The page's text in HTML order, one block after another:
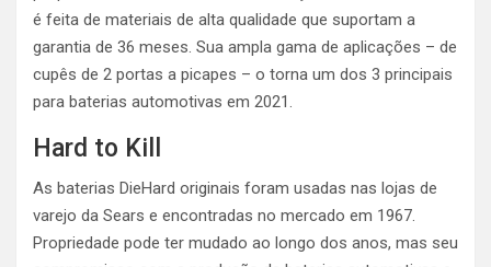
é feita de materiais de alta qualidade que suportam a
garantia de 36 meses. Sua ampla gama de aplicações – de
cupês de 2 portas a picapes – o torna um dos 3 principais
para baterias automotivas em 2021.
Hard to Kill
As baterias DieHard originais foram usadas nas lojas de
varejo da Sears e encontradas no mercado em 1967.
Propriedade pode ter mudado ao longo dos anos, mas seu